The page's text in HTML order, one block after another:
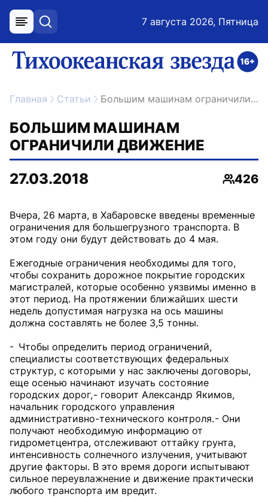
меню поиск 7 августа 2026, Пятница
ссылка на главную
Главная Статьи Большим машинам ограничили движение
БОЛЬШИМ МАШИНАМ
ОГРАНИЧИЛИ ДВИЖЕНИЕ
27.03.2018
426
Вчера, 26 марта, в Хабаровске введены временные
ограничения для большегрузного транспорта. В
этом году они будут действовать до 4 мая.
Ежегодные ограничения необходимы для того,
чтобы сохранить дорожное покрытие городских
магистралей, которые особенно уязвимы именно в
этот период. На протяжении ближайших шести
недель допустимая нагрузка на ось машины
должна составлять не более 3,5 тонны.
- Чтобы определить период ограничений,
специалисты соответствующих федеральных
структур, с которыми у нас заключены договоры,
еще осенью начинают изучать состояние
городских дорог, - говорит Александр Якимов,
начальник городского управления
административно-технического контроля. - Они
получают необходимую информацию от
гидрометцентра, отслеживают оттайку грунта,
интенсивность солнечного излучения, учитывают
другие факторы. В это время дороги испытывают
сильное переувлажнение и движение практически
любого транспорта им вредит.